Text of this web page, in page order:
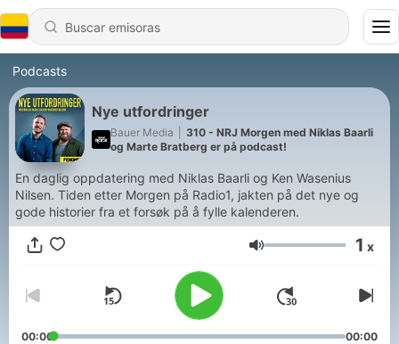
Podcasts
Nye utfordringer
Bauer Media
310 - NRJ Morgen med Niklas Baarli
og Marte Bratberg er på podcast!
En daglig oppdatering med Niklas Baarli og Ken Wasenius
Nilsen. Tiden etter Morgen på Radio1, jakten på det nye og
gode historier fra et forsøk på å fylle kalenderen.
Volumen 1 x
00:00 00:00